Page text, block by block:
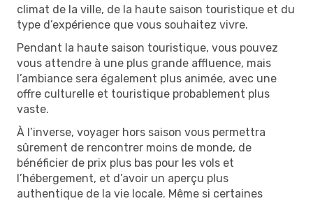
climat de la ville, de la haute saison touristique et du
type d’expérience que vous souhaitez vivre.
Pendant la haute saison touristique, vous pouvez
vous attendre à une plus grande affluence, mais
l’ambiance sera également plus animée, avec une
offre culturelle et touristique probablement plus
vaste.
À l’inverse, voyager hors saison vous permettra
sûrement de rencontrer moins de monde, de
bénéficier de prix plus bas pour les vols et
l’hébergement, et d’avoir un aperçu plus
authentique de la vie locale. Même si certaines